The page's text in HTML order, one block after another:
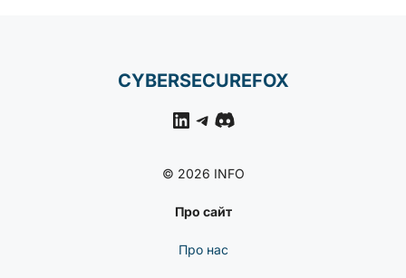
CYBERSECUREFOX
LinkedIn
Telegram
Discord
© 2026 INFO
Про сайт
Про нас